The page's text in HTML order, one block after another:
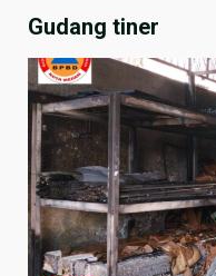
Gudang tiner